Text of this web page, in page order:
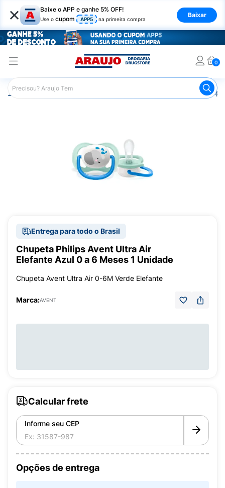
× Baixe o APP e ganhe 5% OFF!
Use o cupom APP5 na primeira compra
Baixar
0
Araujo Infantil
Entrega para todo o Brasil
Chupeta Philips Avent Ultra Air
Elefante Azul 0 a 6 Meses 1 Unidade
Chupeta Avent Ultra Air 0-6M Verde Elefante
Marca:AVENT
Calcular frete
Informe seu CEP
Opções de entrega